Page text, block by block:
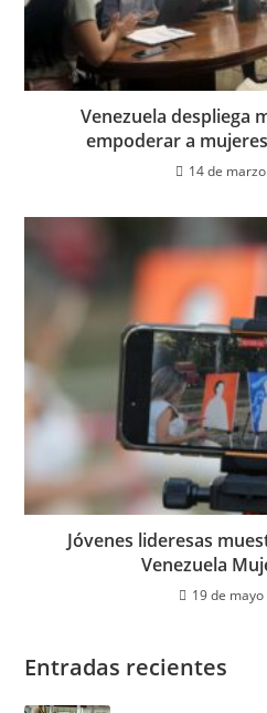
Venezuela despliega
empoderar a
14 de
Jóvenes lideresas
Venezuela
19 de
Entradas recientes